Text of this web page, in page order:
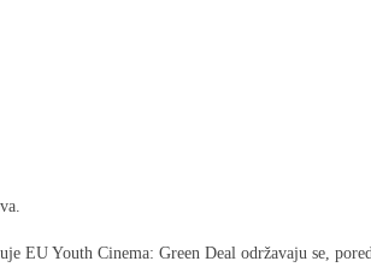
EU Youth Cinema: Green Deal održavaju se,